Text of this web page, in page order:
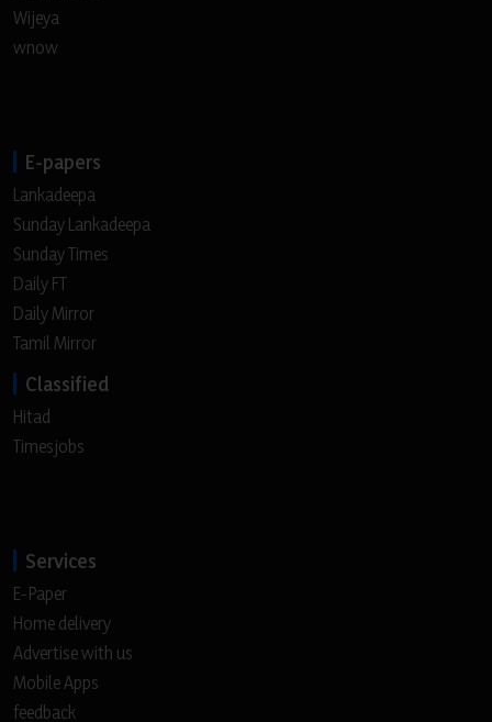
Wijeya
wnow
E-papers
Lankadeepa
Sunday Lankadeepa
Sunday Times
Daily FT
Daily Mirror
Tamil Mirror
Classified
Hitad
Timesjobs
Services
E-Paper
Home delivery
Advertise with us
Mobile Apps
feedback